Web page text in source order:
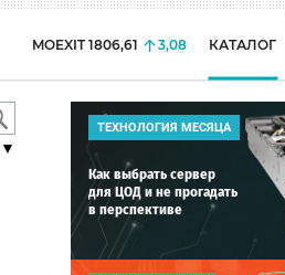
MOEXIT 1806,61 3,08 КАТАЛОГ
▼
ТЕХНОЛОГИЯ МЕСЯЦА
Как выбрать сервер
для ЦОД и не прогадать
в перспективе